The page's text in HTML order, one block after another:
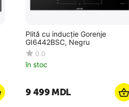
Plită cu inducție Gorenje
GI6442BSC, Negru
0.0
în stoc
9 499MDL